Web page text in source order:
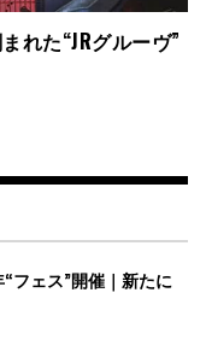
れた“JRグルーヴ”
フェス”開催｜新たに